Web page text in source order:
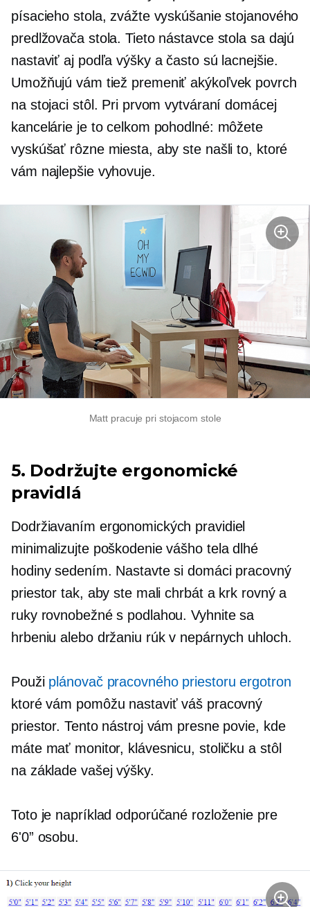
písacieho stola, zvážte vyskúšanie stojanového
predlžovača stola. Tieto nástavce stola sa dajú
nastaviť aj podľa výšky a často sú lacnejšie.
Umožňujú vám tiež premeniť akýkoľvek povrch
na stojaci stôl. Pri prvom vytváraní domácej
kancelárie je to celkom pohodlné: môžete
vyskúšať rôzne miesta, aby ste našli to, ktoré
vám najlepšie vyhovuje.
Matt pracuje pri stojacom stole
5. Dodržujte ergonomické
pravidlá
Dodržiavaním ergonomických pravidiel
minimalizujte poškodenie vášho tela dlhé
hodiny sedením. Nastavte si domáci pracovný
priestor tak, aby ste mali chrbát a krk rovný a
ruky rovnobežné s podlahou. Vyhnite sa
hrbeniu alebo držaniu rúk v nepárnych uhloch.
Použi plánovač pracovného priestoru ergotron
ktoré vám pomôžu nastaviť váš pracovný
priestor. Tento nástroj vám presne povie, kde
máte mať monitor, klávesnicu, stoličku a stôl
na základe vašej výšky.
Toto je napríklad odporúčané rozloženie pre
6'0” osobu.